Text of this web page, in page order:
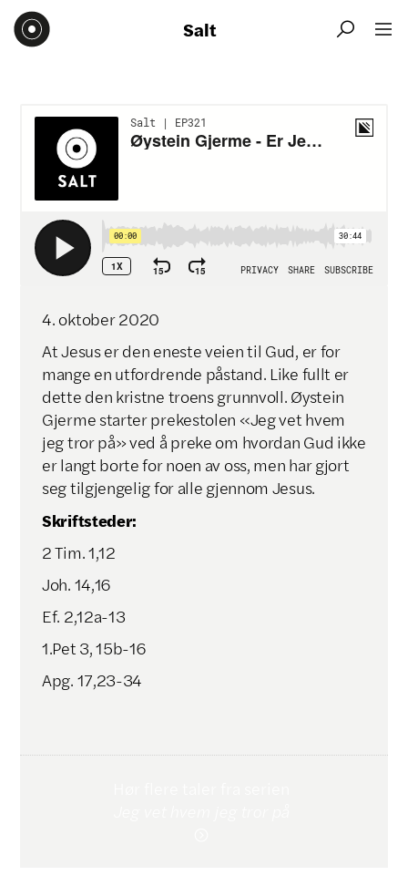
Salt  
4. oktober2020
At Jesus er den eneste veien til Gud, er for
mange en utfordrende påstand. Like fullt er
dette den kristne troens grunnvoll. Øystein
Gjerme starter prekestolen «Jeg vet hvem
jeg tror på» ved å preke om hvordan Gud ikke
er langt borte for noen av oss, men har gjort
seg tilgjengelig for alle gjennom Jesus.
Skriftsteder:
2 Tim. 1,12
Joh. 14,16
Ef. 2,12a-13
1.Pet 3, 15b-16
Apg. 17,23-34